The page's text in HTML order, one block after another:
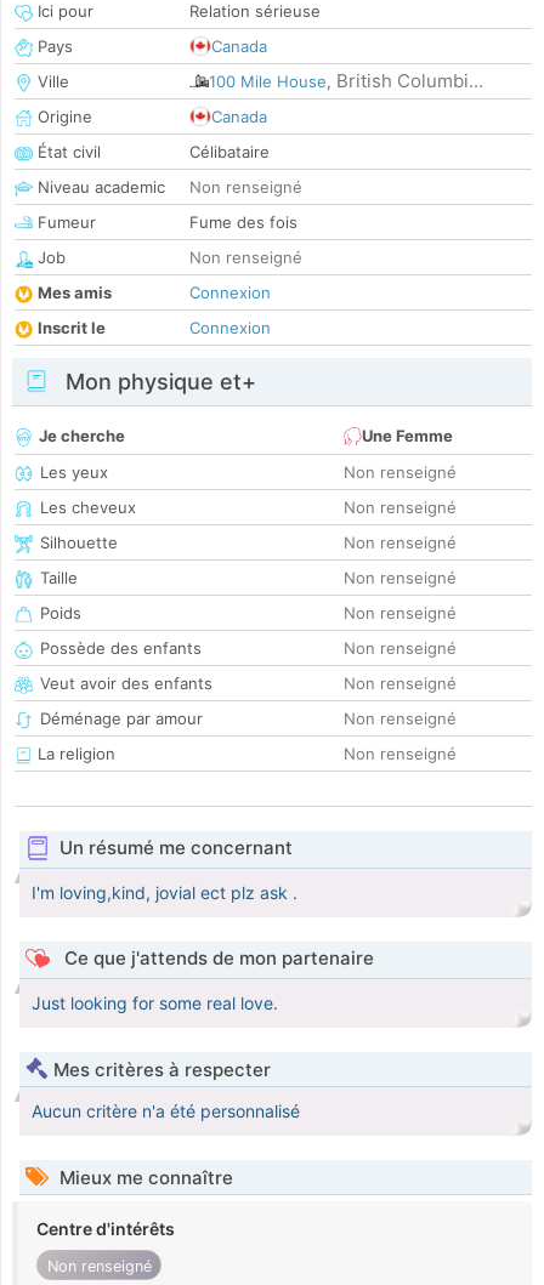
Ici pour
Relation sérieuse
Pays
Canada
Ville
100 Mile House, British Columbi...
Origine
Canada
État civil
Célibataire
Niveau academic
Non renseigné
Fumeur
Fume des fois
Job
Non renseigné
Mes amis
Connexion
Inscrit le
Connexion
Mon physique et+
Je cherche
Une Femme
Les yeux
Non renseigné
Les cheveux
Non renseigné
Silhouette
Non renseigné
Taille
Non renseigné
Poids
Non renseigné
Possède des enfants
Non renseigné
Veut avoir des enfants
Non renseigné
Déménage par amour
Non renseigné
La religion
Non renseigné
Un résumé me concernant
I'm loving,kind, jovial ect plz ask .
Ce que j'attends de mon partenaire
Just looking for some real love.
Mes critères à respecter
Aucun critère n'a été personnalisé
Mieux me connaître
Centre d'intérêts
Non renseigné